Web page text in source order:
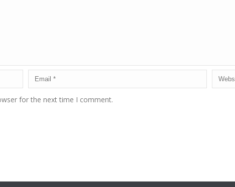
for the next time I comment.